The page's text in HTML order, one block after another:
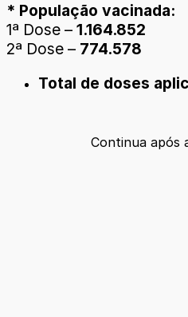
* População vacinada:
1ª Dose – 1.164.852
2ª Dose – 774.578
Total de doses
Continua após